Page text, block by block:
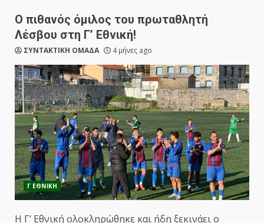
Ο πιθανός όμιλος του πρωταθλητή
Λέσβου στη Γ’ Εθνική!
ΣΥΝΤΑΚΤΙΚΗ ΟΜΑΔΑ 4 μήνες ago
Γ ΕΘΝΙΚΗ
Η Γ’ Εθνική ολοκληρώθηκε και ήδη ξεκινάει ο